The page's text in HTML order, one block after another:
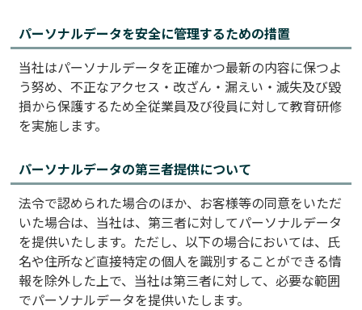
パーソナルデータを安全に管理するための措置
当社はパーソナルデータを正確かつ最新の内容に保つよ
う努め、不正なアクセス・改ざん・漏えい・滅失及び毀
損から保護するため全従業員及び役員に対して教育研修
を実施します。
パーソナルデータの第三者提供について
法令で認められた場合のほか、お客様等の同意をいただ
いた場合は、当社は、第三者に対してパーソナルデータ
を提供いたします。ただし、以下の場合においては、氏
名や住所など直接特定の個人を識別することができる情
報を除外した上で、当社は第三者に対して、必要な範囲
でパーソナルデータを提供いたします。